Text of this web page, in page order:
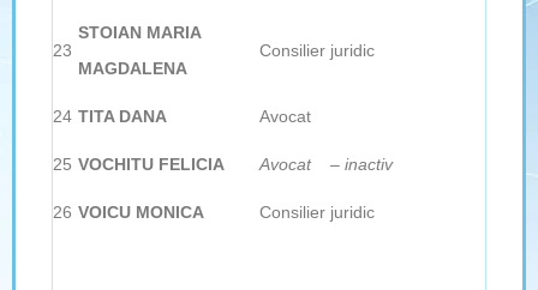
23
STOIAN MARIA
MAGDALENA
Consilier juridic
24 TITA DANA Avocat
25 VOCHITU FELICIA Avocat – inactiv
26 VOICU MONICA Consilier juridic